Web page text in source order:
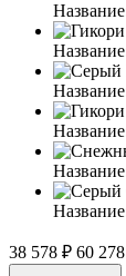
38 578 ₽ 60